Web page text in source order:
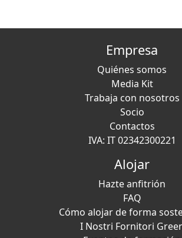
Empresa
Quiénes somos
Media Kit
Trabaja con nosotros
Socio
Contactos
IVA: IT 02342300221
Alojar
Hazte anfitrión
FAQ
Cómo alojar de forma
I Nostri Fornitori